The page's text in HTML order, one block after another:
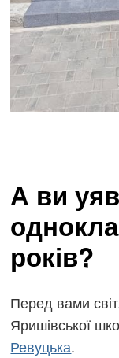
А ви
років?
Перед вами
Яришівської
Ревуцька.